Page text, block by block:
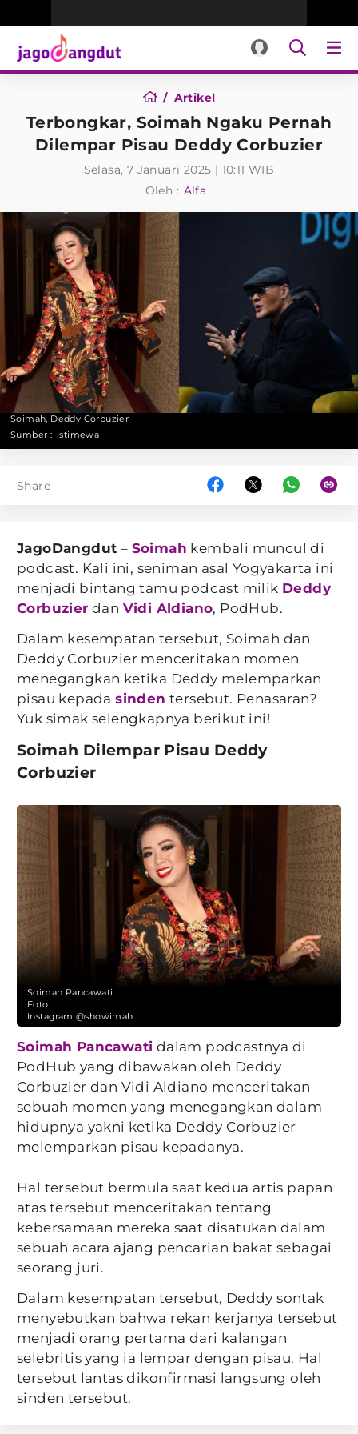
Artikel
Terbongkar, Soimah Ngaku Pernah
Dilempar Pisau Deddy Corbuzier
Selasa, 7 Januari 2025 | 10:11 WIB
Oleh : Alfa
Soimah, Deddy Corbuzier
Sumber : Istimewa
Share
JagoDangdut – Soimah kembali muncul di
podcast. Kali ini, seniman asal Yogyakarta ini
menjadi bintang tamu podcast milik Deddy
Corbuzier dan Vidi Aldiano, PodHub.
Dalam kesempatan tersebut, Soimah dan
Deddy Corbuzier menceritakan momen
menegangkan ketika Deddy melemparkan
pisau kepadasinden tersebut. Penasaran?
Yuk simak selengkapnya berikut ini!
Soimah Dilempar Pisau Deddy
Corbuzier
Soimah Pancawati
Foto :
Instagram @showimah
Soimah Pancawati dalam podcastnya di
PodHub yang dibawakan oleh Deddy
Corbuzier dan Vidi Aldiano menceritakan
sebuah momen yang menegangkan dalam
hidupnya yakni ketika Deddy Corbuzier
melemparkan pisau kepadanya.
Hal tersebut bermula saat kedua artis papan
atas tersebut menceritakan tentang
kebersamaan mereka saat disatukan dalam
sebuah acara ajang pencarian bakat sebagai
seorang juri.
Dalam kesempatan tersebut, Deddy sontak
menyebutkan bahwa rekan kerjanya tersebut
menjadi orang pertama dari kalangan
selebritis yang ia lempar dengan pisau. Hal
tersebut lantas dikonfirmasi langsung oleh
sinden tersebut.